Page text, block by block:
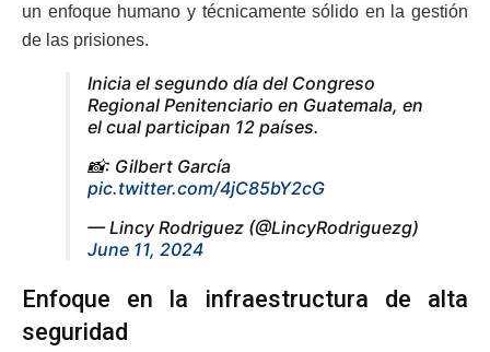
un enfoque humano y técnicamente sólido en la gestión
de las prisiones.
Inicia el segundo día del Congreso
Regional Penitenciario en Guatemala, en
el cual participan 12 países.
📸: Gilbert García
pic.twitter.com/4jC85bY2cG
— Lincy Rodriguez (@LincyRodriguezg)
June 11, 2024
Enfoque en la infraestructura de alta
seguridad